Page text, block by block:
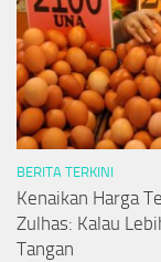
BERITA TERKINI
Kenaikan Harga
Zulhas: Kalau
Tangan